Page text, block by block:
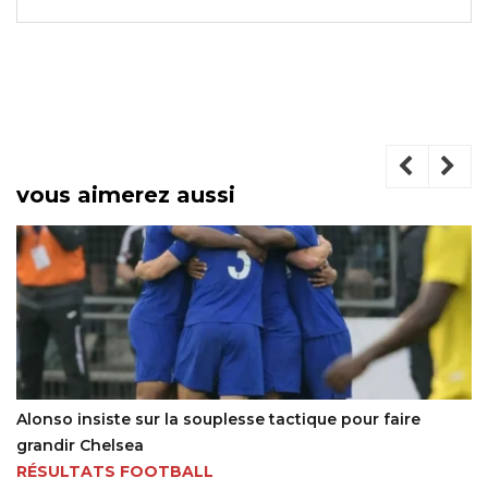
vous aimerez aussi
pour faire
Mercato : de la France à